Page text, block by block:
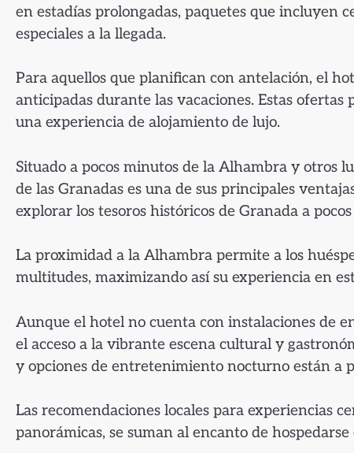
en estadías prolongadas, paquetes que incluyen
especiales a la llegada.
Para aquellos que planifican con antelación, el
anticipadas durante las vacaciones. Estas
una experiencia de alojamiento de lujo.
Situado a pocos minutos de la Alhambra y otros
de las Granadas es una de sus principales
explorar los tesoros históricos de Granada a
La proximidad a la Alhambra permite a los
multitudes, maximizando así su experiencia en
Aunque el hotel no cuenta con instalaciones de
el acceso a la vibrante escena cultural y
y opciones de entretenimiento nocturno están a
Las recomendaciones locales para experiencias
panorámicas, se suman al encanto de